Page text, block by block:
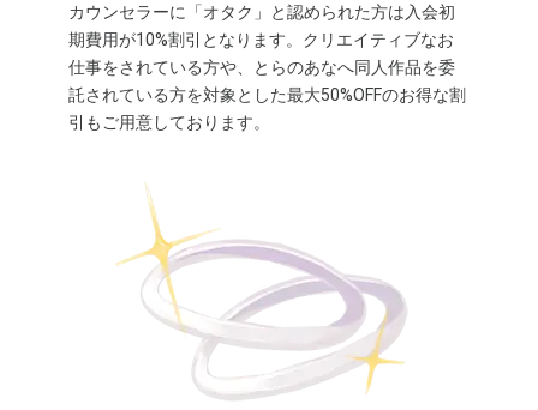
カウンセラーに「オタク」と認められた方は入会初
期費用が10%割引となります。クリエイティブなお
仕事をされている方や、とらのあなへ同人作品を委
託されている方を対象とした最大50%OFFのお得な割
引もご用意しております。